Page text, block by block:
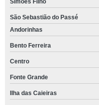
Simões Filho
São Sebastião do Passé
Andorinhas
Bento Ferreira
Centro
Fonte Grande
Ilha das Caieiras